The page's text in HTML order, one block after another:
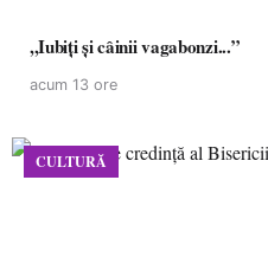
,,Iubiți și câinii vagabonzi...”
acum 13 ore
CULTURĂ